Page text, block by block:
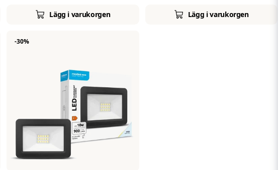
Lägg i varukorgen Lägg i varukorgen
-30%